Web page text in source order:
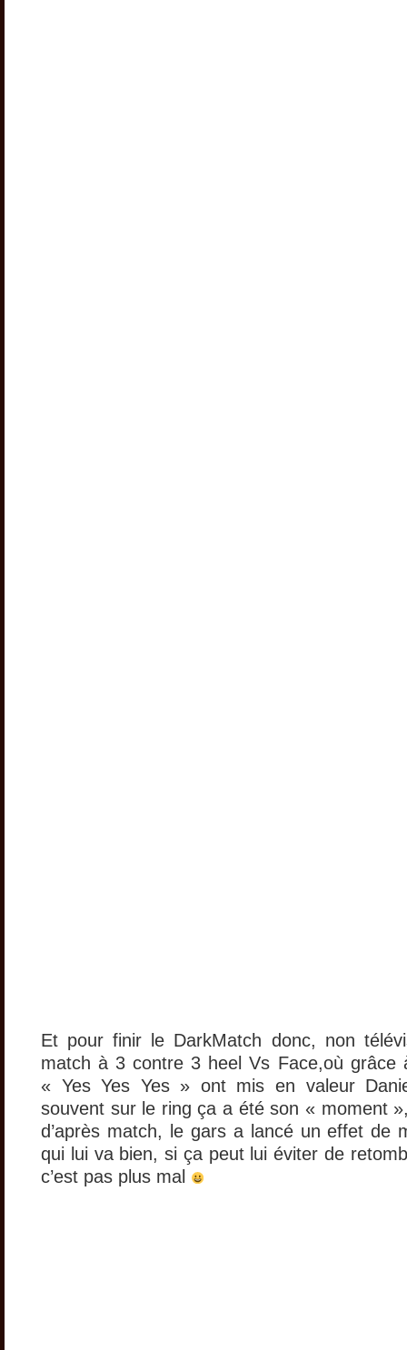
Et pour finir le DarkMatch donc, non
match à 3 contre 3 heel Vs Face,où grâce
« Yes Yes Yes » ont mis en valeur
souvent sur le ring ça a été son « moment
d’après match, le gars a lancé un effet de
qui lui va bien, si ça peut lui éviter de
c’est pas plus mal